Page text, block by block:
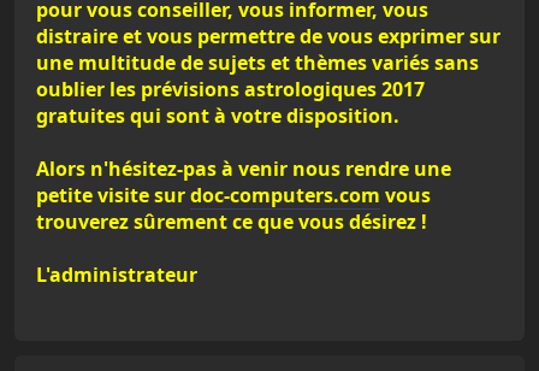
pour vous conseiller, vous informer, vous
distraire et vous permettre de vous exprimer sur
une multitude de sujets et thèmes variés sans
oublier les prévisions astrologiques 2017
gratuites qui sont à votre disposition.
Alors n'hésitez-pas à venir nous rendre une
petite visite surdoc-computers.com vous
trouverez sûrement ce que vous désirez !
L'administrateur